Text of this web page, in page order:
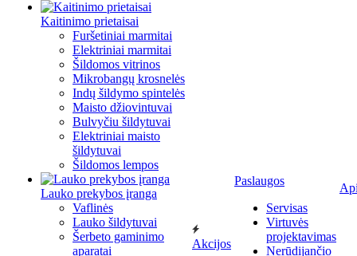
Kaitinimo prietaisai
Furšetiniai marmitai
Elektriniai marmitai
Šildomos vitrinos
Mikrobangų krosnelės
Indų šildymo spintelės
Maisto džiovintuvai
Bulvyčiu šildytuvai
Elektriniai maisto
šildytuvai
Šildomos lempos
Lauko prekybos įranga
Vaflinės
Lauko šildytuvai
Šerbeto gaminimo
aparatai
Akcijos
Paslaugos
Servisas
Virtuvės
projektavimas
Nerūdijančio